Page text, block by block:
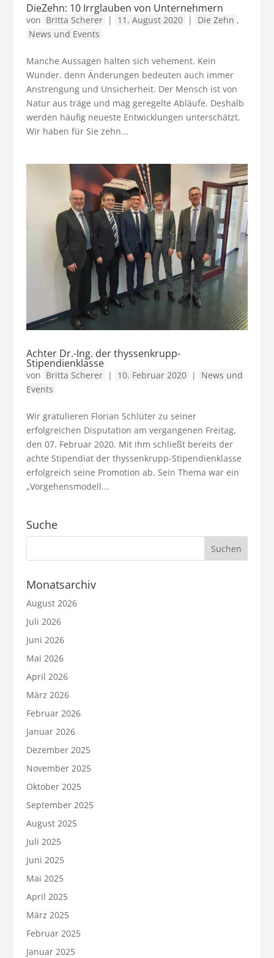
DieZehn: 10 Irrglauben von Unternehmern
von Britta Scherer | 11. August 2020 | Die Zehn ,
News und Events
Manche Aussagen halten sich vehement. Kein
Wunder, denn Änderungen bedeuten auch immer
Anstrengung und Unsicherheit. Der Mensch ist von
Natur aus träge und mag geregelte Abläufe. Deshalb
werden häufig neueste Entwicklungen unterschätzt.
Wir haben für Sie zehn...
Achter Dr.-Ing. der thyssenkrupp-
Stipendienklasse
von Britta Scherer | 10. Februar 2020 |
News und
Events
Wir gratulieren Florian Schlüter zu seiner
erfolgreichen Disputation am vergangenen Freitag,
den 07. Februar 2020. Mit ihm schließt bereits der
achte Stipendiat der thyssenkrupp-Stipendienklasse
erfolgreich seine Promotion ab. Sein Thema war ein
„Vorgehensmodell...
Suche
Monatsarchiv
August 2026
Juli 2026
Juni 2026
Mai 2026
April 2026
März 2026
Februar 2026
Januar 2026
Dezember 2025
November 2025
Oktober 2025
September 2025
August 2025
Juli 2025
Juni 2025
Mai 2025
April 2025
März 2025
Februar 2025
Januar 2025